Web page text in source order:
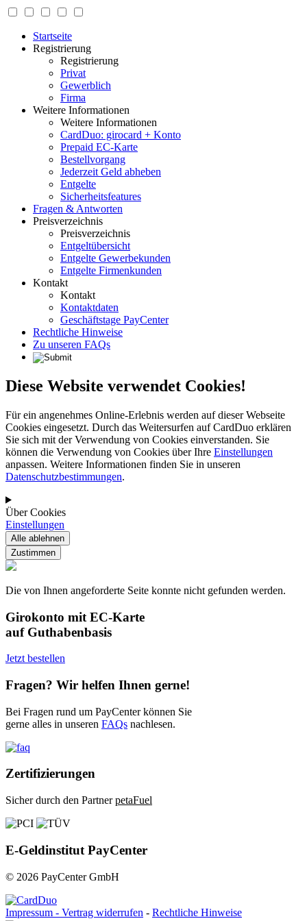
Startseite
Registrierung
Registrierung
Privat
Gewerblich
Firma
Weitere Informationen
Weitere Informationen
CardDuo: girocard + Konto
Prepaid EC-Karte
Bestellvorgang
Jederzeit Geld abheben
Entgelte
Sicherheitsfeatures
Fragen & Antworten
Preisverzeichnis
Preisverzeichnis
Entgeltübersicht
Entgelte Gewerbekunden
Entgelte Firmenkunden
Kontakt
Kontakt
Kontaktdaten
Geschäftstage PayCenter
Rechtliche Hinweise
Zu unseren FAQs
Diese Website verwendet Cookies!
Für ein angenehmes Online-Erlebnis werden auf dieser Webseite
Cookies eingesetzt. Durch das Weitersurfen auf CardDuo erklären
Sie sich mit der Verwendung von Cookies einverstanden. Sie
können die Verwendung von Cookies über Ihre Einstellungen
anpassen. Weitere Informationen finden Sie in unseren
Datenschutzbestimmungen.
Über Cookies
Einstellungen
Die von Ihnen angeforderte Seite konnte nicht gefunden werden.
Girokonto mit EC-Karte
auf Guthabenbasis
Jetzt bestellen
Fragen? Wir helfen Ihnen gerne!
Bei Fragen rund um PayCenter können Sie
gerne alles in unseren FAQs nachlesen.
Zertifizierungen
Sicher durch den PartnerpetaFuel
E-Geldinstitut PayCenter
© 2026 PayCenter GmbH
Impressum - Vertrag widerrufen - Rechtliche Hinweise